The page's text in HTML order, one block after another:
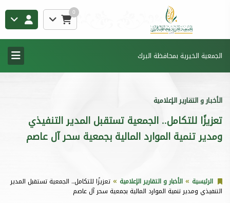
0
الجمعية الخيرية بمحافظة البرك
الأخبار و التقارير الإعلامية
تعزيزًا للتكامل.. الجمعية تستقبل المدير التنفيذي
ومدير تنمية الموارد المالية بجمعية سحر آل عاصم
الرئيسية الأخبار و التقارير الإعلامية
تعزيزًا للتكامل.. الجمعية تستقبل المدير
التنفيذي ومدير تنمية الموارد المالية بجمعية سحر آل عاصم